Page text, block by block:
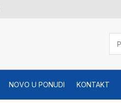
NOVO U PONUDI KONTAKT